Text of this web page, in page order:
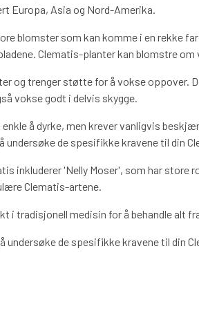
Europa, Asia og Nord-Amerika.
blomster som kan komme i en rekke
Clematis-planter kan blomstre
og trenger støtte for å vokse oppover.
vokse godt i delvis skygge.
å dyrke, men krever vanligvis
undersøke de spesifikke kravene til din
inkluderer 'Nelly Moser', som har
Clematis-artene.
i tradisjonell medisin for å behandle alt
undersøke de spesifikke kravene til din